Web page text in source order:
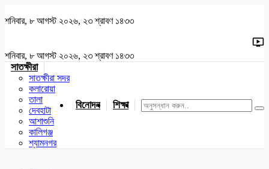
শনিবার, ৮ আগস্ট ২০২৬, ২৩ শ্রাবণ ১৪৩৩
শনিবার, ৮ আগস্ট ২০২৬, ২৩ শ্রাবণ ১৪৩৩
সাতক্ষীরা
সাতক্ষীরা সদর
কলারোয়া
তালা
দেবহাটা
আশাশুনি
কালিগঞ্জ
শ্যামনগর
বিনোদন শিক্ষা খেলাধুলা জাতীয় যশোর